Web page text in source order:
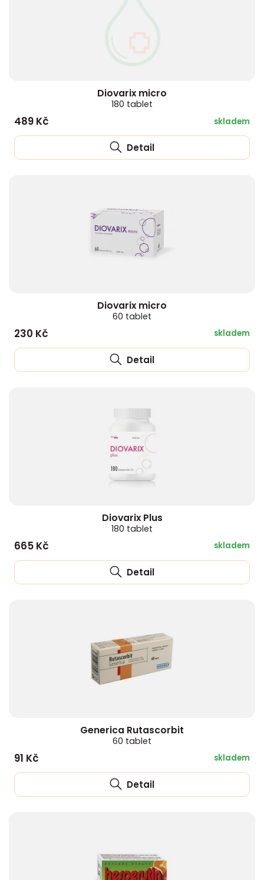
Diovarix micro
180 tablet
489 Kč skladem
Detail
Diovarix micro
60 tablet
230 Kč skladem
Detail
Diovarix Plus
180 tablet
665 Kč skladem
Detail
Generica Rutascorbit
60 tablet
91 Kč skladem
Detail